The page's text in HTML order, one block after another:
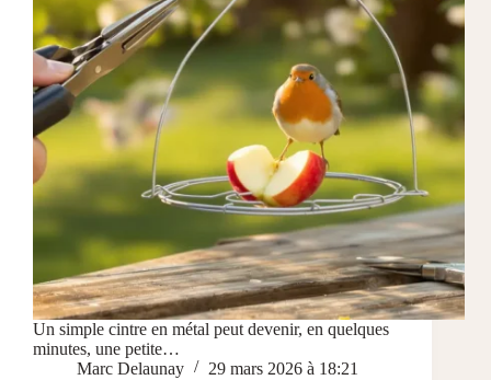
Un simple cintre en métal peut devenir, en quelques
minutes, une petite…
Marc Delaunay
29 mars 2026 à 18:21